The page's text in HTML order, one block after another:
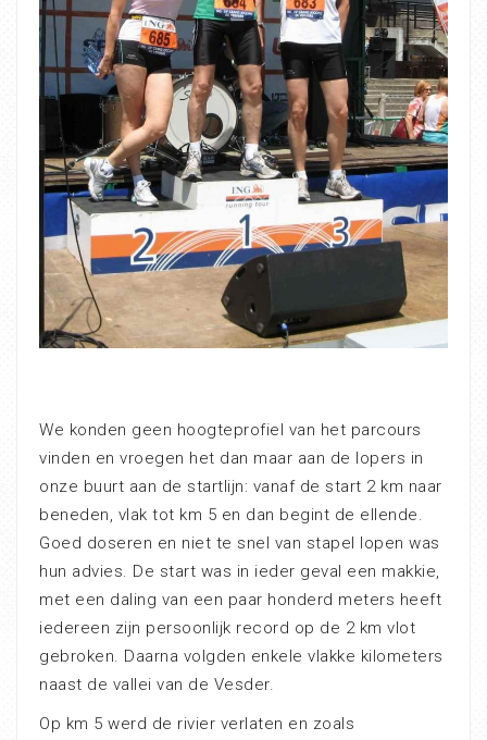
We konden geen hoogteprofiel van het parcours
vinden en vroegen het dan maar aan de lopers in
onze buurt aan de startlijn: vanaf de start 2 km naar
beneden, vlak tot km 5 en dan begint de ellende.
Goed doseren en niet te snel van stapel lopen was
hun advies. De start was in ieder geval een makkie,
met een daling van een paar honderd meters heeft
iedereen zijn persoonlijk record op de 2 km vlot
gebroken. Daarna volgden enkele vlakke kilometers
naast de vallei van de Vesder.
Op km 5 werd de rivier verlaten en zoals